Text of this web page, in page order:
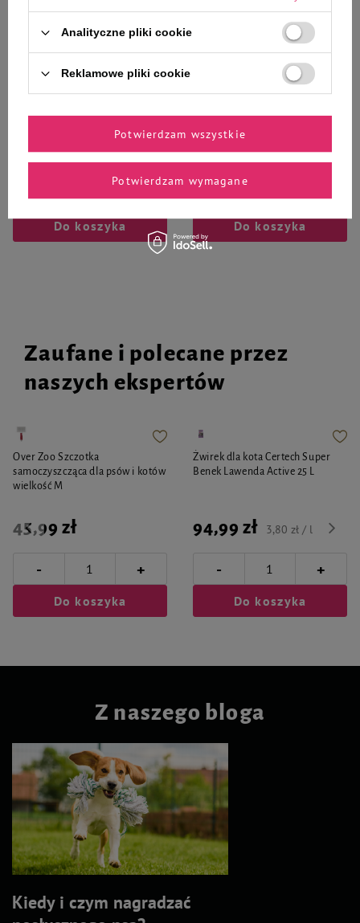
113,99 zł 11,88 zł / kg
- +
Do koszyka
Piłka zabawka dla psa duża 7,5
27,99 zł
- +
Do koszyka
Zaufane i polecane przez
naszych ekspertów
Over Zoo Szczotka
samoczyszcząca dla psów i kotów
wielkość M
45,99 zł
- +
Do koszyka
Żwirek dla kota Certech Super
Benek Lawenda Active 25 L
94,99 zł 3,80 zł / l
- +
Do koszyka
Z naszego bloga
Kiedy i czym nagradzać
Analityczne pliki cookie
Reklamowe pliki cookie
Potwierdzam wymagane
Potwierdzam wszystkie